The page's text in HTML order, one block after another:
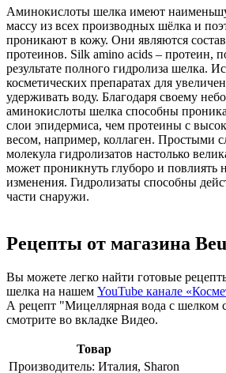
Аминокислоты шелка имеют
массу из всех производных шёлка и
проникают в кожу. Они являются
протеинов. Silk amino acids – протеин,
результате полного гидролиза шелка.
косметических препаратах для
удерживать воду. Благодаря своему
аминокислоты шелка способны
слои эпидермиса, чем протеины с
весом, например, коллаген. Простыми
молекула гидролизатов настолько
может проникнуть глуборо и повлиять
изменения. Гидролизаты способны
части снаружи.
Рецепты от магазина
Вы можете легко найти готовые
шелка на нашем YouTube канале
А рецепт "Мицеллярная вода с шелком
смотрите во вкладке Видео.
Товар
Производитель: Италия, Sharon